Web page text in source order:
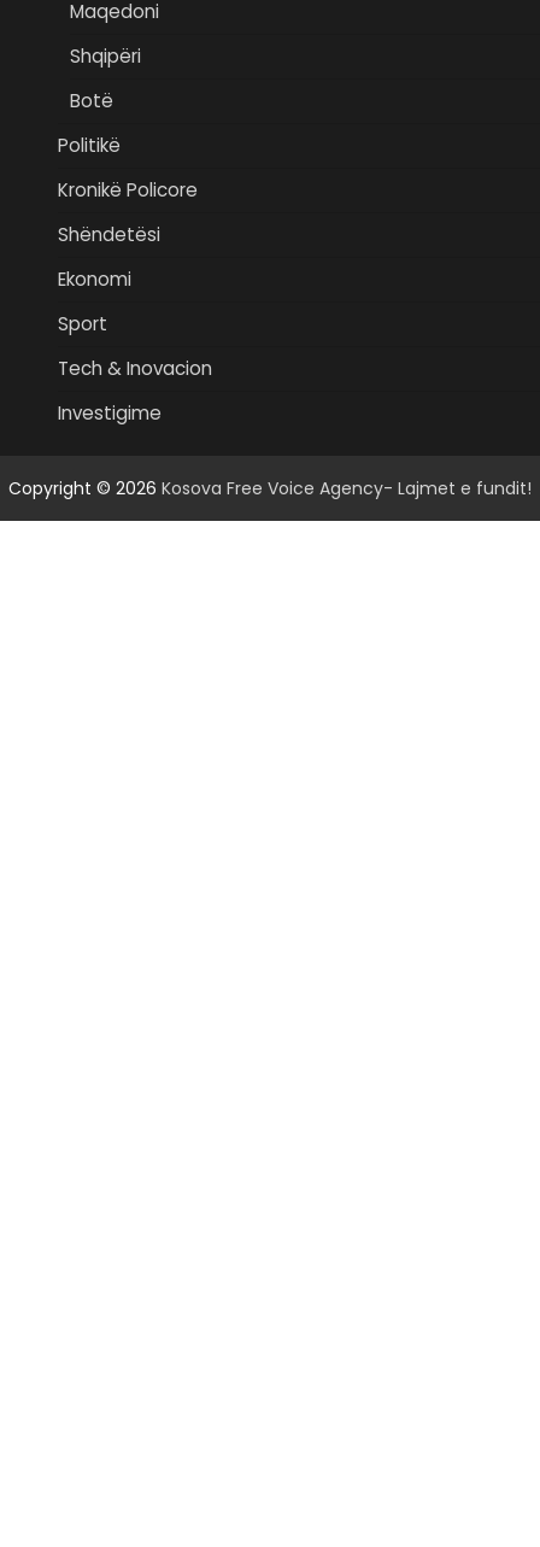
Maqedoni
Shqipëri
Botë
Politikë
Kronikë Policore
Shëndetësi
Ekonomi
Sport
Tech & Inovacion
Investigime